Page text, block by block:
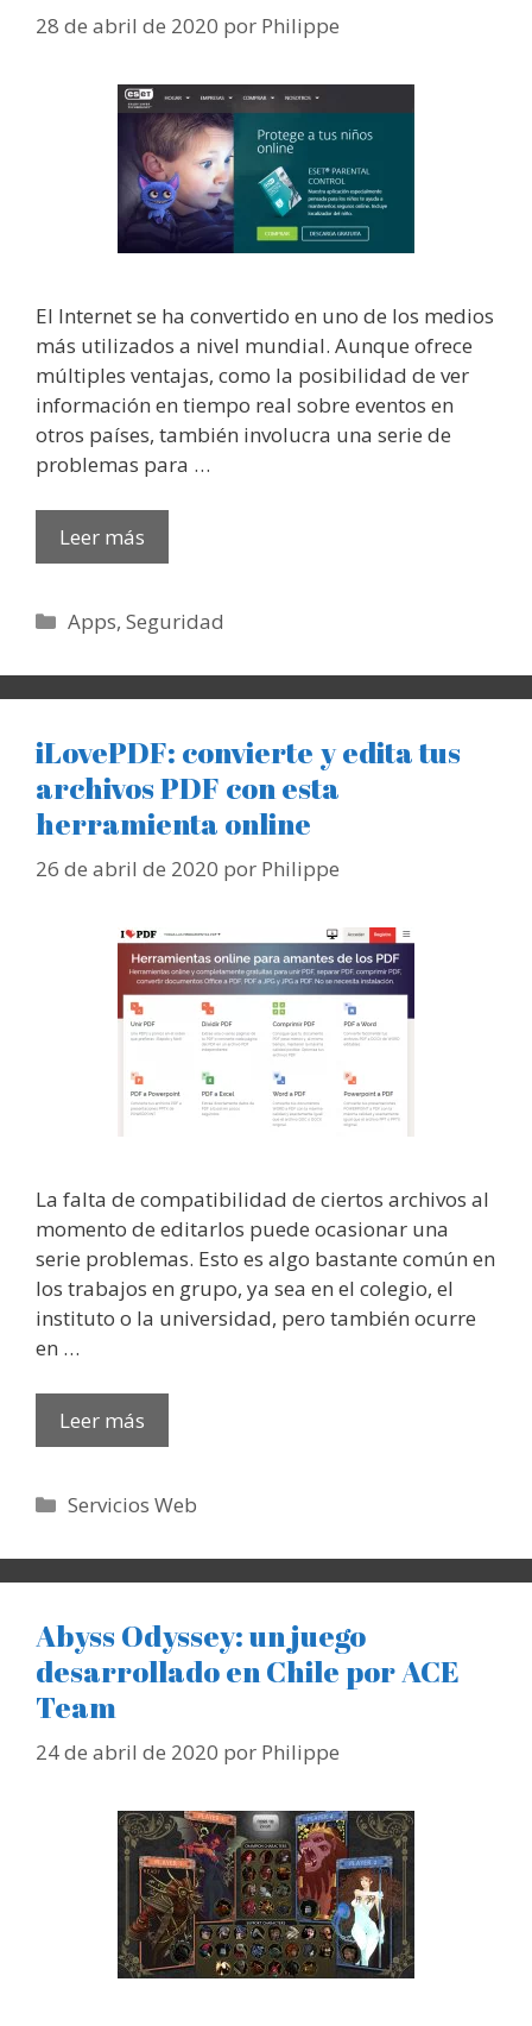
28 de abril de 2020 por Philippe
El Internet se ha convertido en uno de los medios
más utilizados a nivel mundial. Aunque ofrece
múltiples ventajas, como la posibilidad de ver
información en tiempo real sobre eventos en
otros países, también involucra una serie de
problemas para …
Leer más
Categorías
Apps,Seguridad
iLovePDF: convierte y edita tus
archivos PDF con esta
herramienta online
26 de abril de 2020 por Philippe
La falta de compatibilidad de ciertos archivos al
momento de editarlos puede ocasionar una
serie problemas. Esto es algo bastante común en
los trabajos en grupo, ya sea en el colegio, el
instituto o la universidad, pero también ocurre
en …
Leer más
Categorías
Servicios Web
Abyss Odyssey: un juego
desarrollado en Chile por ACE
Team
24 de abril de 2020 por Philippe